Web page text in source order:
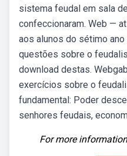
sistema feudal em sala
confeccionaram. Web —
aos alunos do sétimo
questões sobre o
download destas.
exercícios sobre o
fundamental: Poder
senhores feudais,
For more